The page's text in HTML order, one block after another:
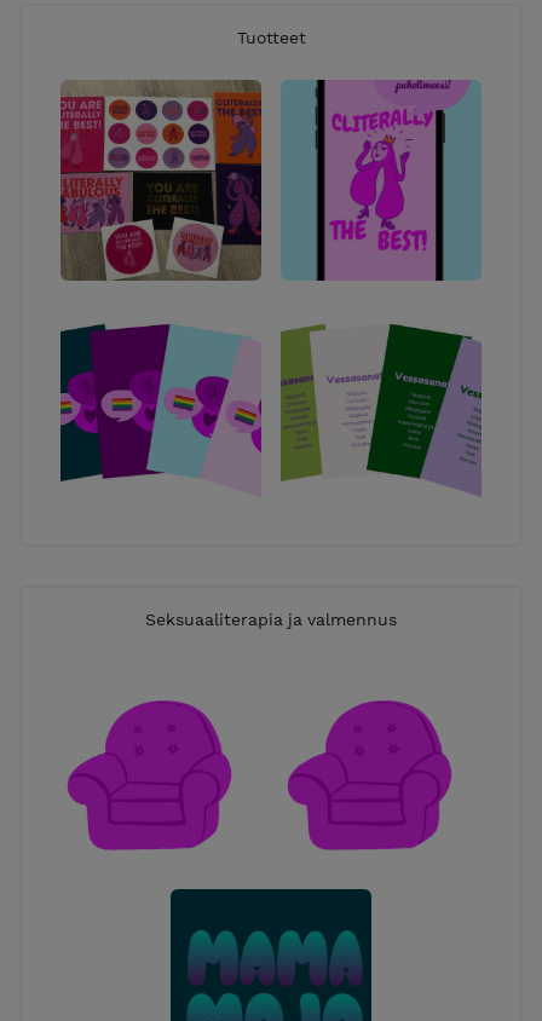
Tuotteet
Seksuaaliterapia ja valmennus